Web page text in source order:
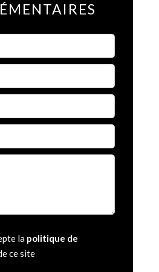
la politique de
ce site